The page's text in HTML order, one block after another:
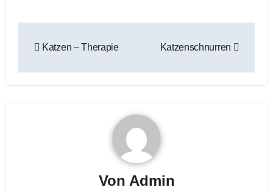
Katzen – Therapie Katzenschnurren
Von Admin